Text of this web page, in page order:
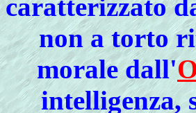
caratterizzato
non a torto
morale dall'
intelligenza,